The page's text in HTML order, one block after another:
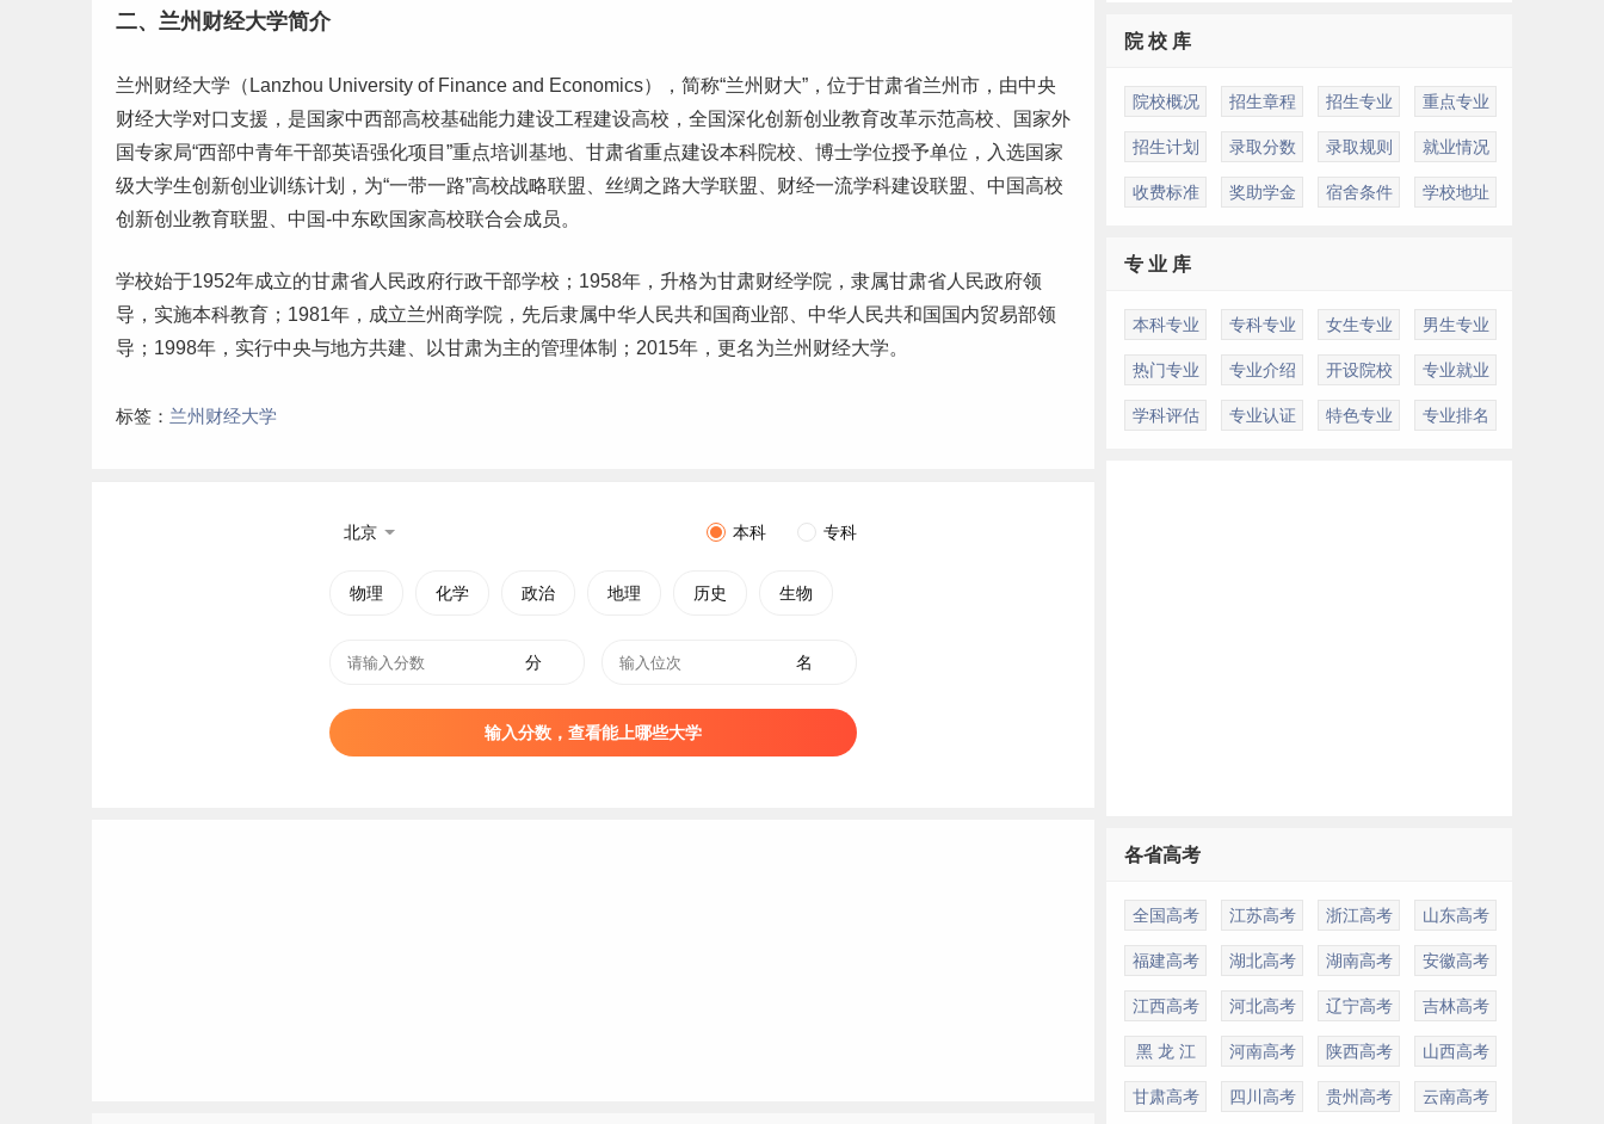
二、兰州财经大学简介
兰州财经大学（Lanzhou University of Finance and Economics），简称“兰州财大”，位于甘肃省兰州市，由中央
财经大学对口支援，是国家中西部高校基础能力建设工程建设高校，全国深化创新创业教育改革示范高校、国家外
国专家局“西部中青年干部英语强化项目”重点培训基地、甘肃省重点建设本科院校、博士学位授予单位，入选国家
级大学生创新创业训练计划，为“一带一路”高校战略联盟、丝绸之路大学联盟、财经一流学科建设联盟、中国高校
创新创业教育联盟、中国-中东欧国家高校联合会成员。
学校始于1952年成立的甘肃省人民政府行政干部学校；1958年，升格为甘肃财经学院，隶属甘肃省人民政府领
导，实施本科教育；1981年，成立兰州商学院，先后隶属中华人民共和国商业部、中华人民共和国国内贸易部领
导；1998年，实行中央与地方共建、以甘肃为主的管理体制；2015年，更名为兰州财经大学。
标签： 兰州财经大学
北京 本科 专科
物理 化学 政治 地理 历史 生物
分 名
输入分数，查看能上哪些大学
院 校 库
院校概况 招生章程 招生专业 重点专业
招生计划 录取分数 录取规则 就业情况
收费标准 奖助学金 宿舍条件 学校地址
专 业 库
本科专业 专科专业 女生专业 男生专业
热门专业 专业介绍 开设院校 专业就业
学科评估 专业认证 特色专业 专业排名
各省高考
全国高考 江苏高考 浙江高考 山东高考
福建高考 湖北高考 湖南高考 安徽高考
江西高考 河北高考 辽宁高考 吉林高考
黑 龙 江 河南高考 陕西高考 山西高考
甘肃高考 四川高考 贵州高考 云南高考